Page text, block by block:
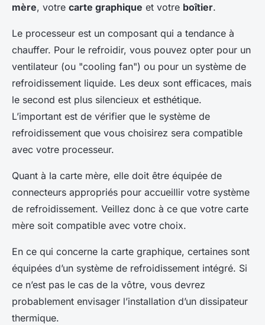
mère, votre carte graphique et votre boîtier.
Le processeur est un composant qui a tendance à
chauffer. Pour le refroidir, vous pouvez opter pour un
ventilateur (ou "cooling fan") ou pour un système de
refroidissement liquide. Les deux sont efficaces, mais
le second est plus silencieux et esthétique.
L’important est de vérifier que le système de
refroidissement que vous choisirez sera compatible
avec votre processeur.
Quant à la carte mère, elle doit être équipée de
connecteurs appropriés pour accueillir votre système
de refroidissement. Veillez donc à ce que votre carte
mère soit compatible avec votre choix.
En ce qui concerne la carte graphique, certaines sont
équipées d’un système de refroidissement intégré. Si
ce n’est pas le cas de la vôtre, vous devrez
probablement envisager l’installation d’un dissipateur
thermique.